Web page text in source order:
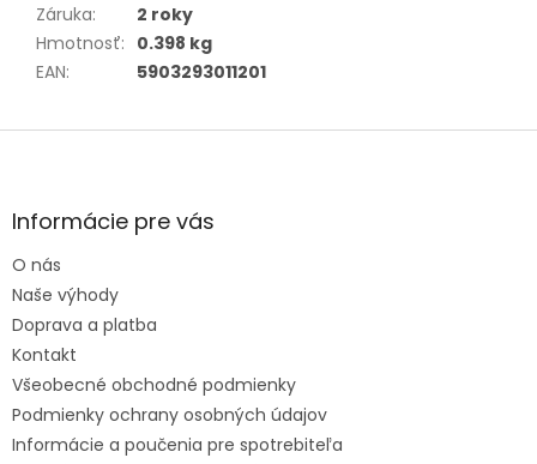
Záruka:
2 roky
Hmotnosť: 0.398 kg
EAN: 5903293011201
Zápätie
Informácie pre vás
O nás
Naše výhody
Doprava a platba
Kontakt
Všeobecné obchodné podmienky
Podmienky ochrany osobných údajov
Informácie a poučenia pre spotrebiteľa